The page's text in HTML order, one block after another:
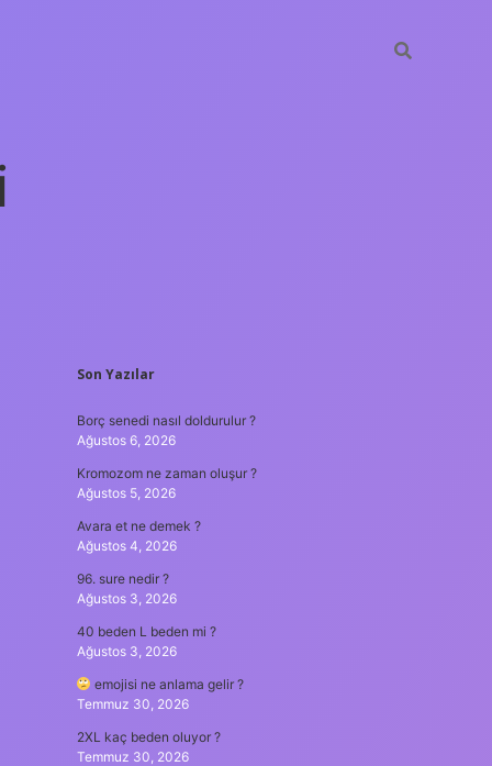
SIDEBAR
Son Yazılar
Borç senedi nasıl doldurulur ?
Ağustos 6, 2026
Kromozom ne zaman oluşur ?
Ağustos 5, 2026
Avara et ne demek ?
Ağustos 4, 2026
96. sure nedir ?
Ağustos 3, 2026
40 beden L beden mi ?
Ağustos 3, 2026
emojisi ne anlama gelir ?
Temmuz 30, 2026
2XL kaç beden oluyor ?
Temmuz 30, 2026